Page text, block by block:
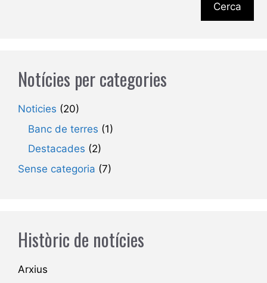
Cerca
Notícies per categories
Noticies (20)
Banc de terres (1)
Destacades (2)
Sense categoria (7)
Històric de notícies
Arxius